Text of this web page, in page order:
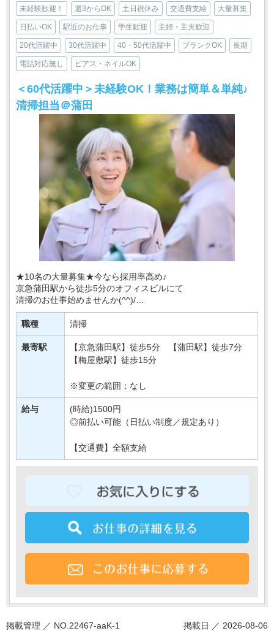
未経験歓迎！ 週3からOK 土日祝休み 交通費支給 大量募集
日払いOK 駅近のお仕事 学生歓迎 主婦・主夫歓迎
20代活躍中 30代活躍中 40・50代活躍中 ブランクOK 長期
電話対応無し ピアス・ネイルOK
＜60代活躍中＞未経験OK！業務は簡単＆単純♪
清掃担当＠蒲田
★10名の大量募集★今なら採用率高め♪
京急蒲田駅から徒歩5分のオフィスビルにて
清掃のお仕事始めませんか(^^)/
週3日OK＆土日休みで
プライベートも大切に、無理なく働ける環境です◎
しゅふさんなども多く活・・・
職種 清掃
最寄駅
【京急蒲田駅】徒歩5分 【蒲田駅】徒歩7分
【梅屋敷駅】徒歩15分
※変更の範囲：なし
給与
(時給)1500円
◎前払い可能（日払い制度／規定あり）
【交通費】全額支給
掲載管理 ／ NO.22467-aaK-1 掲載日 ／ 2026-08-06